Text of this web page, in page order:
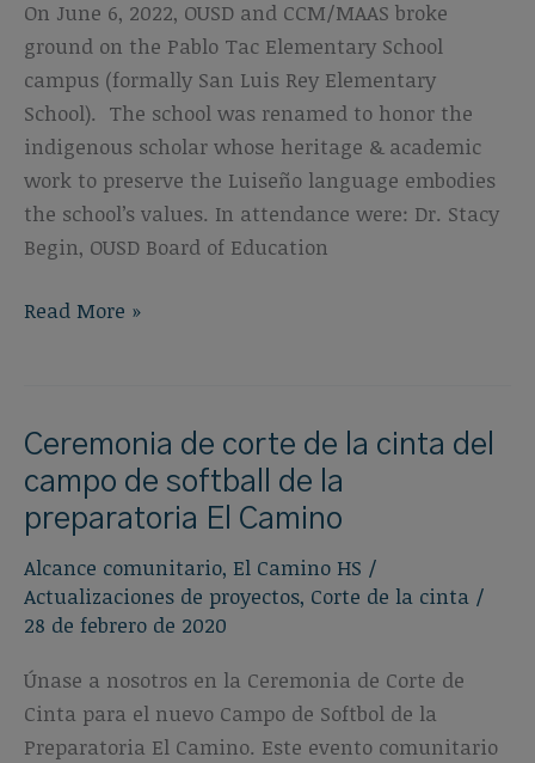
On June 6, 2022, OUSD and CCM/MAAS broke
ground on the Pablo Tac Elementary School
campus (formally San Luis Rey Elementary
School). The school was renamed to honor the
indigenous scholar whose heritage & academic
work to preserve the Luiseño language embodies
the school’s values. In attendance were: Dr. Stacy
Begin, OUSD Board of Education
Pablo
Read More »
Ceremonia de corte de la cinta del
campo de softball de la
preparatoria El Camino
Alcance comunitario, El Camino HS /
Actualizaciones de proyectos, Corte de la cinta /
28 de febrero de 2020
Únase a nosotros en la Ceremonia de Corte de
Cinta para el nuevo Campo de Softbol de la
Preparatoria El Camino. Este evento comunitario